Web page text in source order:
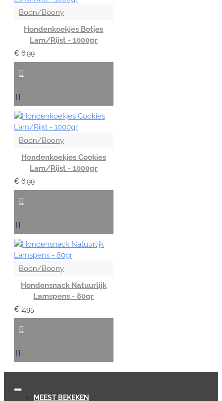
Boon/Boony
Hondenkoekjes Botjes
Lam/Rijst - 1000gr
€ 6,99
Boon/Boony
Hondenkoekjes Cookies
Lam/Rijst - 1000gr
€ 6,99
Boon/Boony
Hondensnack Natuurlijk
Lamspens - 80gr
€ 2,95
MEEST BEKEKEN